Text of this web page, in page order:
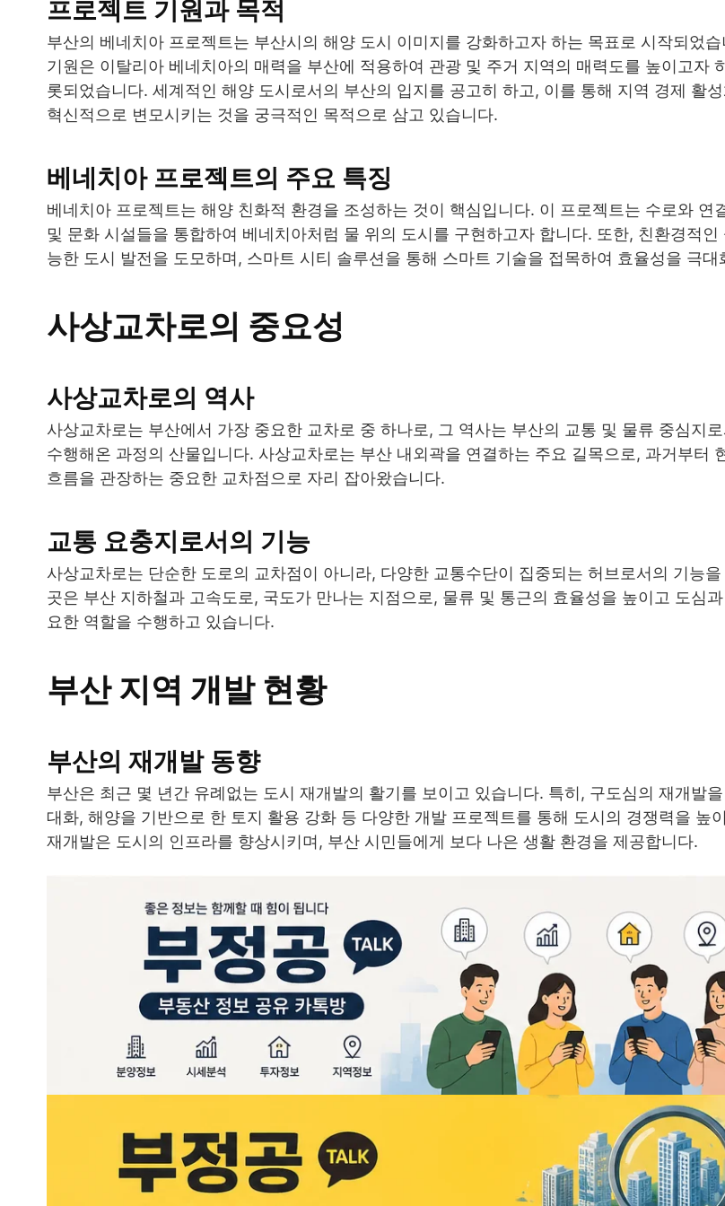
프로젝트 기원과 목적
부산의 베네치아 프로젝트는 부산시의 해양 도시 이미지를 강화하고자 하는 목표로 시작되었
기원은 이탈리아 베네치아의 매력을 부산에 적용하여 관광 및 주거 지역의 매력도를 높이고자
롯되었습니다. 세계적인 해양 도시로서의 부산의 입지를 공고히 하고, 이를 통해 지역 경제 활
혁신적으로 변모시키는 것을 궁극적인 목적으로 삼고 있습니다.
베네치아 프로젝트의 주요 특징
베네치아 프로젝트는 해양 친화적 환경을 조성하는 것이 핵심입니다. 이 프로젝트는 수로와 연
및 문화 시설들을 통합하여 베네치아처럼 물 위의 도시를 구현하고자 합니다. 또한, 친환경적
능한 도시 발전을 도모하며, 스마트 시티 솔루션을 통해 스마트 기술을 접목하여 효율성을 극대
사상교차로의 중요성
사상교차로의 역사
사상교차로는 부산에서 가장 중요한 교차로 중 하나로, 그 역사는 부산의 교통 및 물류 중심지
수행해온 과정의 산물입니다. 사상교차로는 부산 내외곽을 연결하는 주요 길목으로, 과거부터
흐름을 관장하는 중요한 교차점으로 자리 잡아왔습니다.
교통 요충지로서의 기능
사상교차로는 단순한 도로의 교차점이 아니라, 다양한 교통수단이 집중되는 허브로서의 기능
곳은 부산 지하철과 고속도로, 국도가 만나는 지점으로, 물류 및 통근의 효율성을 높이고 도심
요한 역할을 수행하고 있습니다.
부산 지역 개발 현황
부산의 재개발 동향
부산은 최근 몇 년간 유례없는 도시 재개발의 활기를 보이고 있습니다. 특히, 구도심의 재개발
대화, 해양을 기반으로 한 토지 활용 강화 등 다양한 개발 프로젝트를 통해 도시의 경쟁력을 높
재개발은 도시의 인프라를 향상시키며, 부산 시민들에게 보다 나은 생활 환경을 제공합니다.